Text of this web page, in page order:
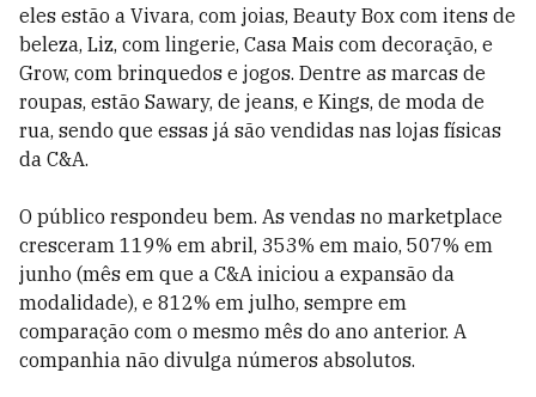
eles estão a Vivara, com joias, Beauty Box com itens de
beleza, Liz, com lingerie, Casa Mais com decoração, e
Grow, com brinquedos e jogos. Dentre as marcas de
roupas, estão Sawary, de jeans, e Kings, de moda de
rua, sendo que essas já são vendidas nas lojas físicas
da C&A.
O público respondeu bem. As vendas no marketplace
cresceram 119% em abril, 353% em maio, 507% em
junho (mês em que a C&A iniciou a expansão da
modalidade), e 812% em julho, sempre em
comparação com o mesmo mês do ano anterior. A
companhia não divulga números absolutos.